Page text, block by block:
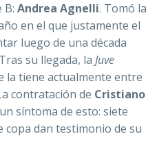
B: Andrea Agnelli. Tomó la
en el que justamente el
luego de una década
su llegada, la Juve
la tiene actualmente entre
contratación de Cristiano
síntoma de esto: siete
copa dan testimonio de su